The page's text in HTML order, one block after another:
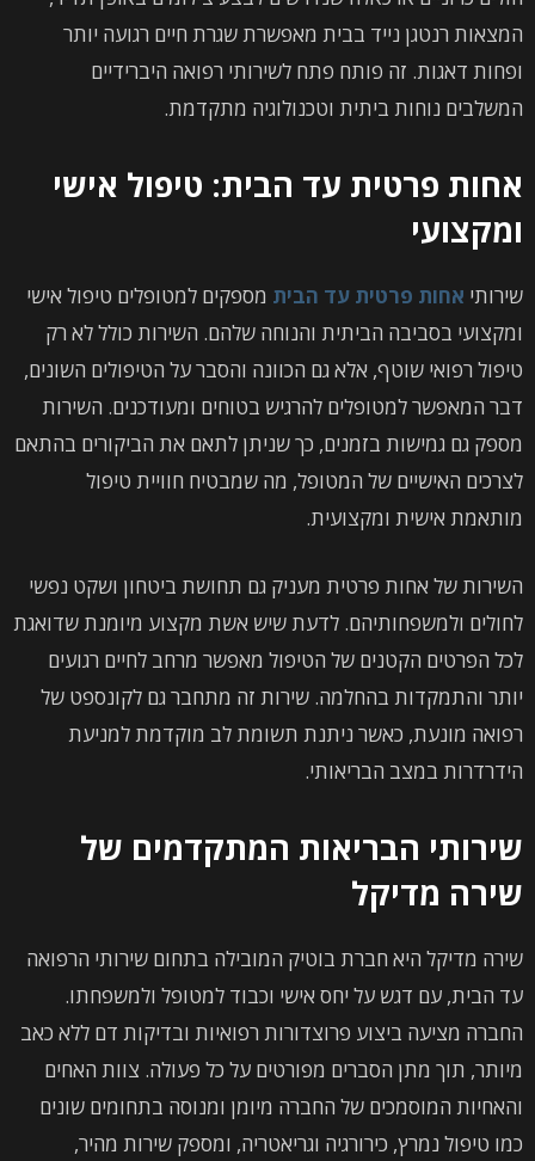
המצאות רנטגן נייד בבית מאפשרת שגרת חיים רגועה יותר
ופחות דאגות. זה פותח פתח לשירותי רפואה היברידיים
המשלבים נוחות ביתית וטכנולוגיה מתקדמת.
אחות פרטית עד הבית: טיפול אישי
ומקצועי
שירותי אחות פרטית עד הבית מספקים למטופלים טיפול אישי
ומקצועי בסביבה הביתית והנוחה שלהם. השירות כולל לא רק
טיפול רפואי שוטף, אלא גם הכוונה והסבר על הטיפולים השונים,
דבר המאפשר למטופלים להרגיש בטוחים ומעודכנים. השירות
מספק גם גמישות בזמנים, כך שניתן לתאם את הביקורים בהתאם
לצרכים האישיים של המטופל, מה שמבטיח חוויית טיפול
מותאמת אישית ומקצועית.
השירות של אחות פרטית מעניק גם תחושת ביטחון ושקט נפשי
לחולים ולמשפחותיהם. לדעת שיש אשת מקצוע מיומנת שדואגת
לכל הפרטים הקטנים של הטיפול מאפשר מרחב לחיים רגועים
יותר והתמקדות בהחלמה. שירות זה מתחבר גם לקונספט של
רפואה מונעת, כאשר ניתנת תשומת לב מוקדמת למניעת
הידרדרות במצב הבריאותי.
שירותי הבריאות המתקדמים של
שירה מדיקל
שירה מדיקל היא חברת בוטיק המובילה בתחום שירותי הרפואה
עד הבית, עם דגש על יחס אישי וכבוד למטופל ולמשפחתו.
החברה מציעה ביצוע פרוצדורות רפואיות ובדיקות דם ללא כאב
מיותר, תוך מתן הסברים מפורטים על כל פעולה. צוות האחים
והאחיות המוסמכים של החברה מיומן ומנוסה בתחומים שונים
כמו טיפול נמרץ, כירורגיה וגריאטריה, ומספק שירות מהיר,